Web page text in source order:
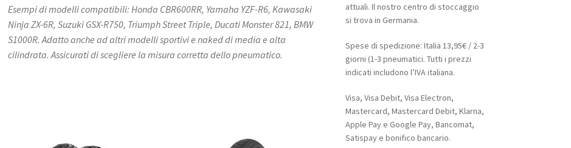
Esempi di modelli compatibili: Honda CBR600RR, Yamaha YZF-R6, Kawasaki
Ninja ZX-6R, Suzuki GSX-R750, Triumph Street Triple, Ducati Monster 821, BMW
S1000R. Adatto anche ad altri modelli sportivi e naked di media e alta
cilindrata. Assicurati di scegliere la misura corretta dello pneumatico.
attuali. Il nostro centro di stoccaggio
si trova in Germania.
Spese di spedizione: Italia 13,95€ / 2-3
giorni (1-3 pneumatici. Tutti i prezzi
indicati includono l’IVA italiana.
Visa, Visa Debit, Visa Electron,
Mastercard, Mastercard Debit, Klarna,
Apple Pay e Google Pay, Bancomat,
Satispay e bonifico bancario.